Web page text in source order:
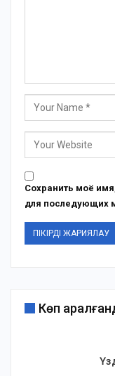
Сохранить моё
для последующих
Көп